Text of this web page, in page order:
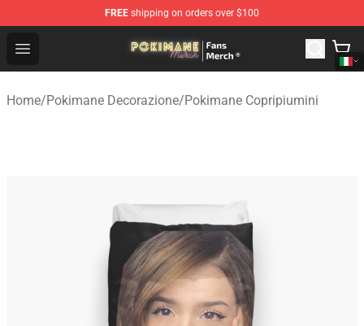
FREE shipping on orders over $100
Open menu
Pokimane Store - Official Pokimane Merchandise Shop
Home/Pokimane Decorazione/Pokimane Copripiumini